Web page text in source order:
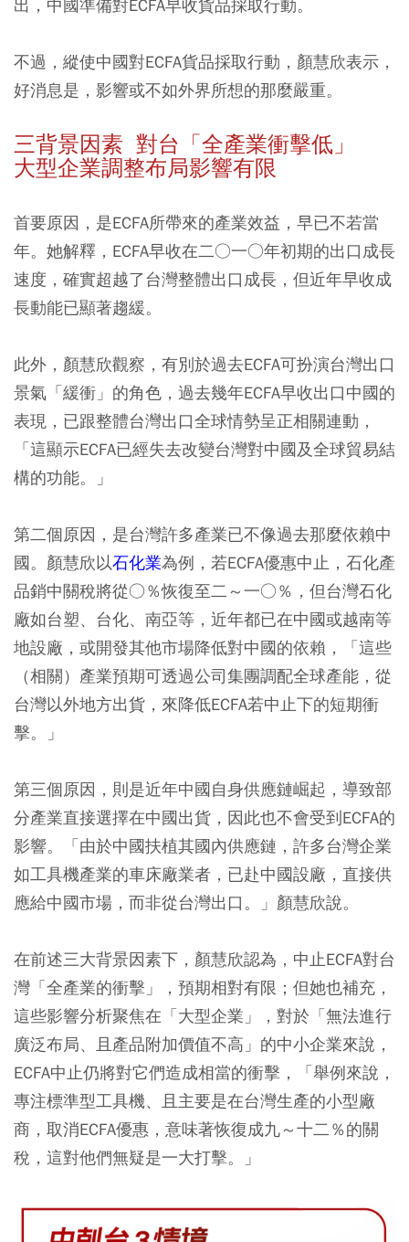
出，中國準備對ECFA早收貨品採取行動。
不過，縱使中國對ECFA貨品採取行動，顏慧欣表示，
好消息是，影響或不如外界所想的那麼嚴重。
三背景因素 對台「全產業衝擊低」
大型企業調整布局影響有限
首要原因，是ECFA所帶來的產業效益，早已不若當
年。她解釋，ECFA早收在二○一○年初期的出口成長
速度，確實超越了台灣整體出口成長，但近年早收成
長動能已顯著趨緩。
此外，顏慧欣觀察，有別於過去ECFA可扮演台灣出口
景氣「緩衝」的角色，過去幾年ECFA早收出口中國的
表現，已跟整體台灣出口全球情勢呈正相關連動，
「這顯示ECFA已經失去改變台灣對中國及全球貿易結
構的功能。」
第二個原因，是台灣許多產業已不像過去那麼依賴中
國。顏慧欣以石化業為例，若ECFA優惠中止，石化產
品銷中關稅將從○％恢復至二～一○％，但台灣石化
廠如台塑、台化、南亞等，近年都已在中國或越南等
地設廠，或開發其他市場降低對中國的依賴，「這些
（相關）產業預期可透過公司集團調配全球產能，從
台灣以外地方出貨，來降低ECFA若中止下的短期衝
擊。」
第三個原因，則是近年中國自身供應鏈崛起，導致部
分產業直接選擇在中國出貨，因此也不會受到ECFA的
影響。「由於中國扶植其國內供應鏈，許多台灣企業
如工具機產業的車床廠業者，已赴中國設廠，直接供
應給中國市場，而非從台灣出口。」顏慧欣說。
在前述三大背景因素下，顏慧欣認為，中止ECFA對台
灣「全產業的衝擊」，預期相對有限；但她也補充，
這些影響分析聚焦在「大型企業」，對於「無法進行
廣泛布局、且產品附加價值不高」的中小企業來說，
ECFA中止仍將對它們造成相當的衝擊，「舉例來說，
專注標準型工具機、且主要是在台灣生產的小型廠
商，取消ECFA優惠，意味著恢復成九～十二％的關
稅，這對他們無疑是一大打擊。」